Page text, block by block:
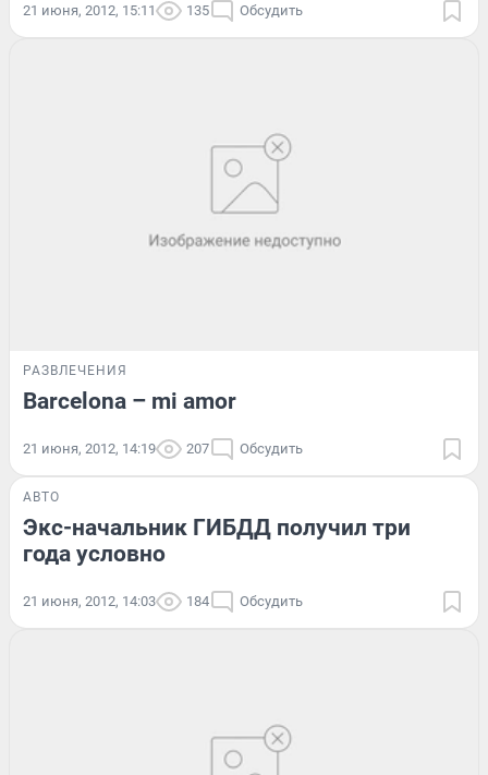
21 июня, 2012, 15:11 135 Обсудить
РАЗВЛЕЧЕНИЯ
Barcelona – mi amor
21 июня, 2012, 14:19 207 Обсудить
АВТО
Экс-начальник ГИБДД получил три
года условно
21 июня, 2012, 14:03 184 Обсудить